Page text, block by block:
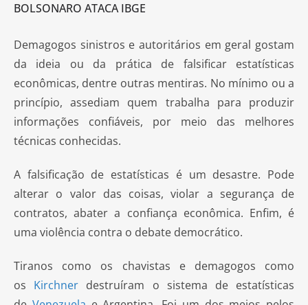
BOLSONARO ATACA IBGE
Demagogos sinistros e autoritários em geral gostam
da ideia ou da prática de falsificar estatísticas
econômicas, dentre outras mentiras. No mínimo ou a
princípio, assediam quem trabalha para produzir
informações confiáveis, por meio das melhores
técnicas conhecidas.
A falsificação de estatísticas é um desastre. Pode
alterar o valor das coisas, violar a segurança de
contratos, abater a confiança econômica. Enfim, é
uma violência contra o debate democrático.
Tiranos como os chavistas e demagogos como
os Kirchner destruíram o sistema de estatísticas